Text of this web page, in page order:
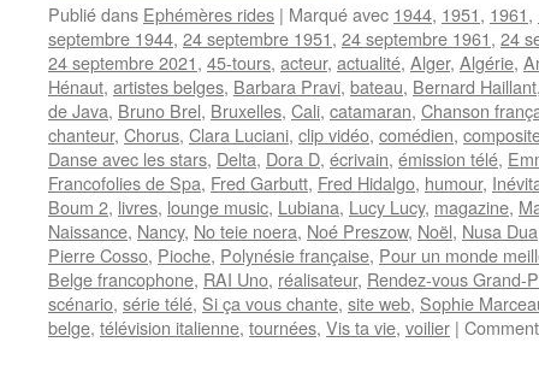
Publié dans Ephémères rides | Marqué avec 1944, 1951, 1961,
septembre 1944, 24 septembre 1951, 24 septembre 1961, 24
24 septembre 2021, 45-tours, acteur, actualité, Alger, Algérie,
Hénaut, artistes belges, Barbara Pravi, bateau, Bernard Haillant
de Java, Bruno Brel, Bruxelles, Cali, catamaran, Chanson
chanteur, Chorus, Clara Luciani, clip vidéo, comédien,
Danse avec les stars, Delta, Dora D, écrivain, émission télé,
Francofolies de Spa, Fred Garbutt, Fred Hidalgo, humour,
Boum 2, livres, lounge music, Lubiana, Lucy Lucy, magazine,
Naissance, Nancy, No teie noera, Noé Preszow, Noël, Nusa Dua
Pierre Cosso, Pioche, Polynésie française, Pour un monde
Belge francophone, RAI Uno, réalisateur, Rendez-vous Grand-
scénario, série télé, Si ça vous chante, site web, Sophie
belge, télévision italienne, tournées, Vis ta vie, voilier |